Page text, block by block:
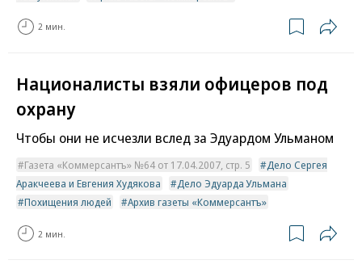
2 мин.
Националисты взяли офицеров под
охрану
Чтобы они не исчезли вслед за Эдуардом Ульманом
Газета «Коммерсантъ» №64 от 17.04.2007, стр. 5
Дело Сергея
Аракчеева и Евгения Худякова
Дело Эдуарда Ульмана
Похищения людей
Архив газеты «Коммерсантъ»
2 мин.